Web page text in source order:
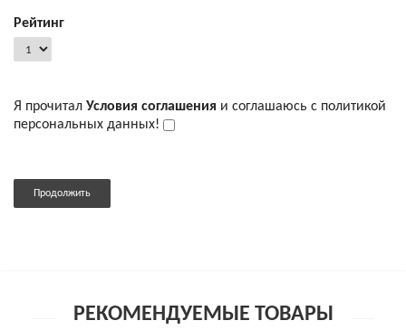
Рейтинг
Я прочитал Условия соглашения и соглашаюсь с политикой
персональных данных!
Продолжить
РЕКОМЕНДУЕМЫЕ ТОВАРЫ